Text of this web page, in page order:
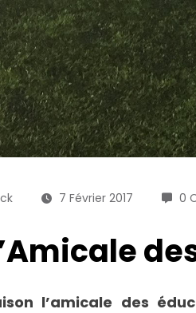
7 Février 2017 0
l’amicale des